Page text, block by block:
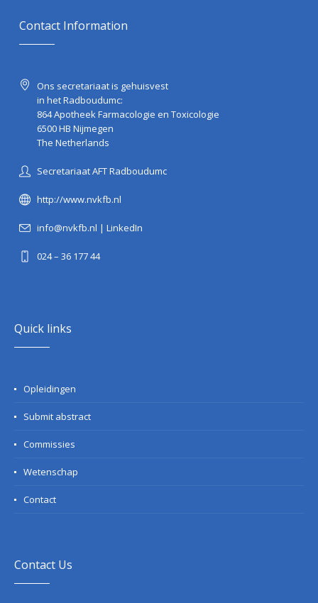
Contact Information
Ons secretariaat is gehuisvest
in het Radboudumc:
864 Apotheek Farmacologie en Toxicologie
6500 HB Nijmegen
The Netherlands
Secretariaat AFT Radboudumc
http://www.nvkfb.nl
info@nvkfb.nl |LinkedIn
024 – 36 177 44
Quick links
Opleidingen
Submit abstract
Commissies
Wetenschap
Contact
Contact Us